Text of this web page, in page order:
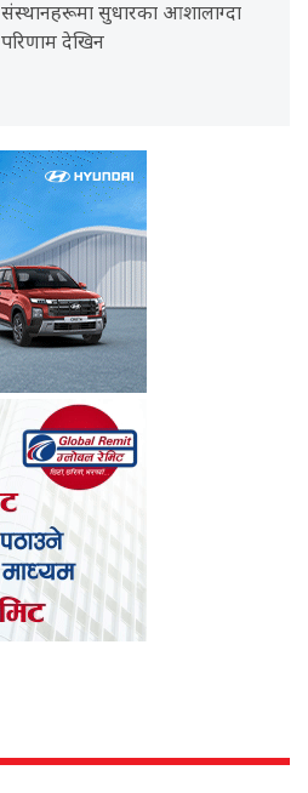
संस्थानहरूमा सुधारका आशालाग्दा
परिणाम देखिन